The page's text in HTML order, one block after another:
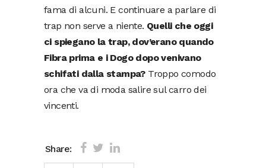
fama di alcuni. E continuare a parlare di
trap non serve a niente. Quelli che oggi
ci spiegano la trap, dov’erano quando
Fibra prima e i Dogo dopo venivano
schifati dalla stampa?Troppo comodo
ora che va di moda salire sul carro dei
vincenti.
Share: